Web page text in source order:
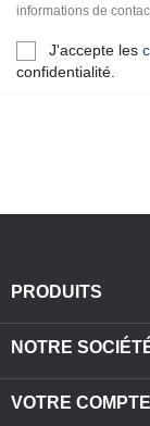
informations de
J'accepte les
confidentialité.
PRODUITS
NOTRE
VOTRE COMPTE